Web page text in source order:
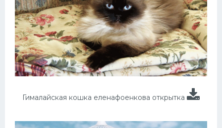
Гималайская кошка еленафоенкова открытка